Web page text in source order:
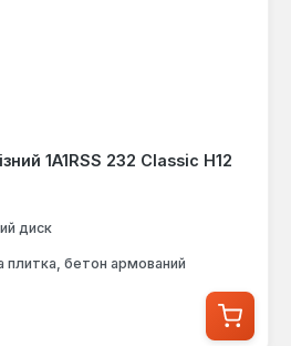
1A1RSS 232 Classic H12
диск
плитка, бетон армований